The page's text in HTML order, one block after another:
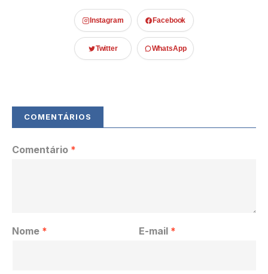
Instagram Facebook
Twitter WhatsApp
Comentário *
Nome * E-mail *